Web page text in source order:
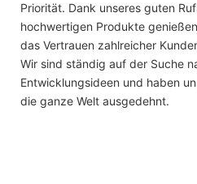
Priorität. Dank unseres guten
hochwertigen Produkte
das Vertrauen zahlreicher
Wir sind ständig auf der Suche
Entwicklungsideen und haben
die ganze Welt ausgedehnt.